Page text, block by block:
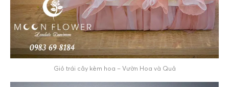
Giỏ trái cây kèm hoa – Vườn Hoa và Quả